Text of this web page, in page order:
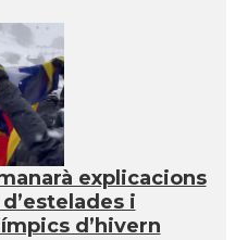
explicacions
i
d’hivern